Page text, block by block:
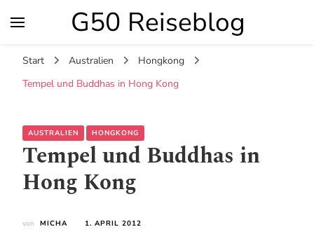
G50 Reiseblog
Start Australien
Hongkong
Tempel und Buddhas in Hong Kong
AUSTRALIEN HONGKONG
Tempel und Buddhas in
Hong Kong
von MICHA 1. APRIL 2012